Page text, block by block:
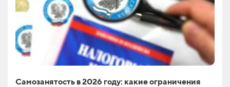
Самозанятость в 2026 году: какие ограничения